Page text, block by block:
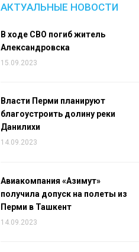
АКТУАЛЬНЫЕ НОВОСТИ
В ходе СВО погиб житель
Александровска
15.09.2023
Власти Перми планируют
благоустроить долину реки
Данилихи
14.09.2023
Авиакомпания «Азимут»
получила допуск на полеты из
Перми в Ташкент
14.09.2023